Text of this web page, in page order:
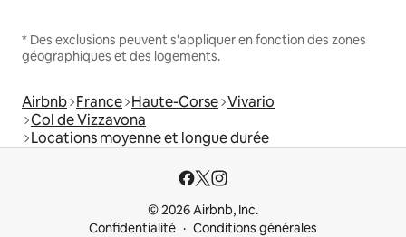
* Des exclusions peuvent s'appliquer en fonction des zones
géographiques et des logements.
Airbnb France Haute-Corse Vivario
Col de Vizzavona
Locations moyenne et longue durée
© 2026 Airbnb, Inc.
Confidentialité
Conditions générales